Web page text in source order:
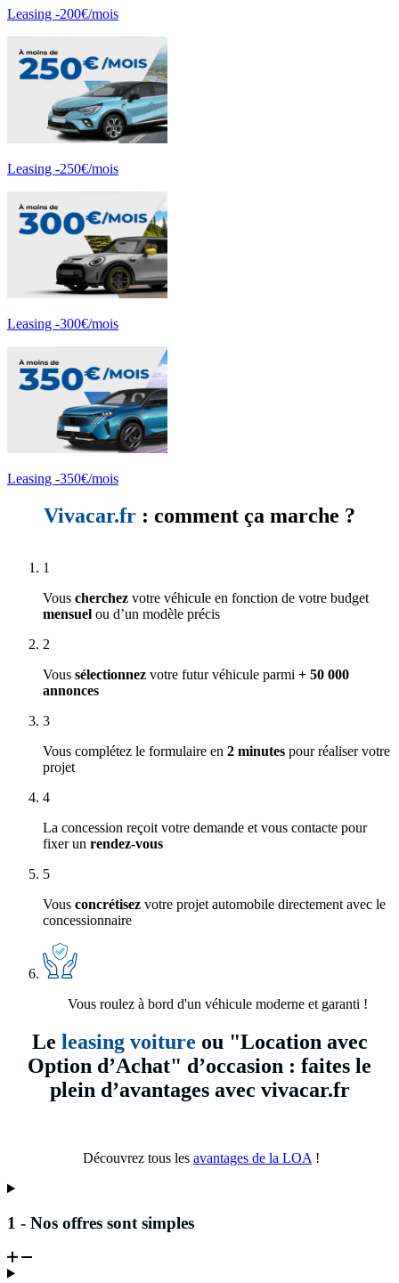
Leasing -200€/mois
Leasing -250€/mois
Leasing -300€/mois
Leasing -350€/mois
Vivacar.fr : comment ça marche ?
1
Vous cherchez votre véhicule en fonction de votre budget
mensuel ou d’un modèle précis
2
Vous sélectionnez votre futur véhicule parmi + 50 000
annonces
3
Vous complétez le formulaire en 2 minutes pour réaliser votre
projet
4
La concession reçoit votre demande et vous contacte pour
fixer un rendez-vous
5
Vous concrétisez votre projet automobile directement avec le
concessionnaire
Vous roulez à bord d'un véhicule moderne et garanti !
Le leasing voiture ou "Location avec
Option d’Achat" d’occasion : faites le
plein d’avantages avec vivacar.fr
Découvrez tous les avantages de la LOA !
1 - Nos offres sont simples